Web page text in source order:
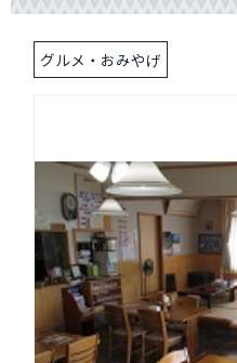
グルメ・おみやげ